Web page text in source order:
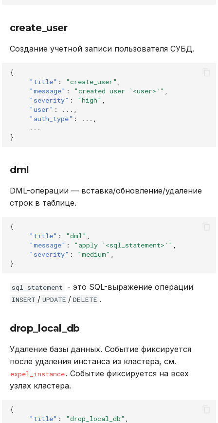
create_user
Создание учетной записи пользователя СУБД.
{
"title" : "create_user"
"message" : "created user `<user>`"
"severity" : "high"
"user" : ...
"auth_type" : ...
...
}
dml
DML-операции — вставка/обновление/удаление
строк в таблице.
{
"title" : "dml"
"message" : "apply `<sql_statement>`"
"severity" : "medium"
}
sql_statement - это SQL-выражение операции
INSERT / UPDATE / DELETE .
drop_local_db
Удаление базы данных. Событие фиксируется
после удаления инстанса из кластера, см.
expel_instance. Событие фиксируется на всех
узлах кластера.
{
"title" : "drop_local_db"